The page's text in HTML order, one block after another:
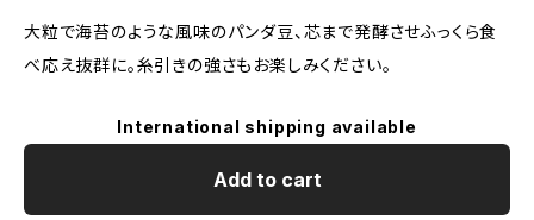
大粒で海苔のような風味のパンダ豆、芯まで発酵させふっくら食
べ応え抜群に。糸引きの強さもお楽しみください。
International shipping available
Add to cart